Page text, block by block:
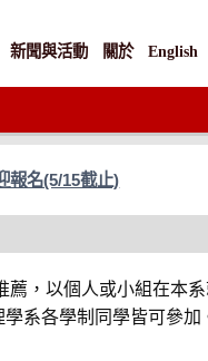
新聞與活動 關於 English
報名(5/15截止)
，以個人或小組在本
系各學制同學皆可參